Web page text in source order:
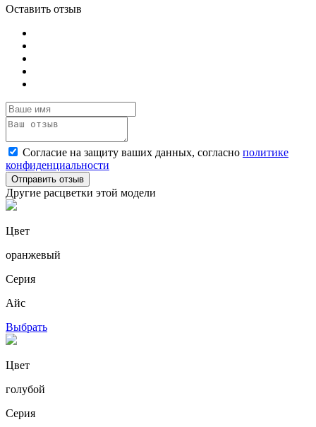
Оставить отзыв
Согласие на защиту ваших данных, согласно политике
конфиденциальности
Отправить отзыв
Другие расцветки этой модели
Цвет
оранжевый
Серия
Айс
Выбрать
Цвет
голубой
Серия